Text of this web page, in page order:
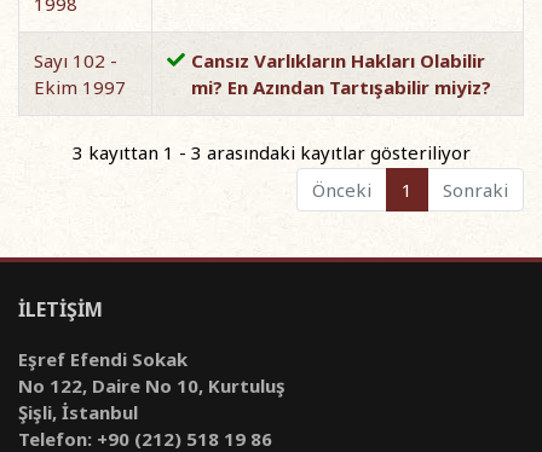
Sayı 102 -
Ekim 1997
Cansız Varlıkların Hakları Olabilir
mi? En Azından Tartışabilir miyiz?
3 kayıttan 1 - 3 arasındaki kayıtlar gösteriliyor
Önceki
1 Sonraki
İLETİŞİM
Eşref Efendi Sokak
No 122, Daire No 10, Kurtuluş
Şişli, İstanbul
Telefon: +90 (212) 518 19 86